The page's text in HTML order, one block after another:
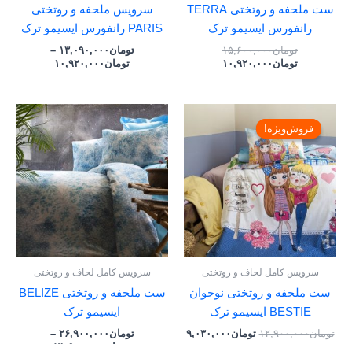
ست ملحفه و روتختی TERRA
رانفورس ایسیمو ترک
تومان۱۵,۶۰۰,۰۰۰
تومان ۱۰,۹۲۰,۰۰۰
سرویس ملحفه و روتختی
PARIS رانفورس ایسیمو ترک
تومان ۱۳,۰۹۰,۰۰۰ –
تومان ۱۰,۹۲۰,۰۰۰
فروش‌ویژه!
فروش‌ویژه!
سرویس کامل لحاف و روتختی
ست ملحفه و روتختی نوجوان
BESTIE ایسیمو ترک
تومان۱۲,۹۰۰,۰۰۰
اصلی:
تومان۱۲,۹۰۰,۰۰۰
بود.
تومان ۹,۰۳۰,۰۰۰
قیمت
فعلی:
تومان۹,۰۳۰,۰۰۰.
سرویس کامل لحاف و روتختی
ست ملحفه و روتختی BELIZE
ایسیمو ترک
تومان ۲۶,۹۰۰,۰۰۰ –
Price
range:
through
تومان۲۶,۹۰۰,۰۰۰